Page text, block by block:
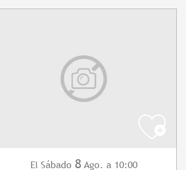
El Sábado 8 Ago. a 10:00